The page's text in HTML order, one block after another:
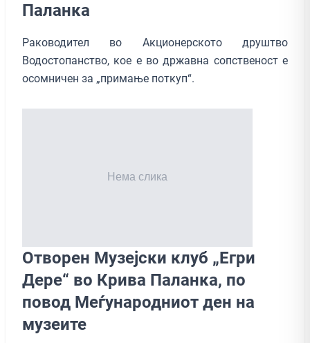
Паланка
Раководител во Акционерското друштво
Водостопанство, кое е во државна сопственост е
осомничен за „примање поткуп“.
Отворен Музејски клуб „Егри
Дере“ во Крива Паланка, по
повод Меѓународниот ден на
музеите